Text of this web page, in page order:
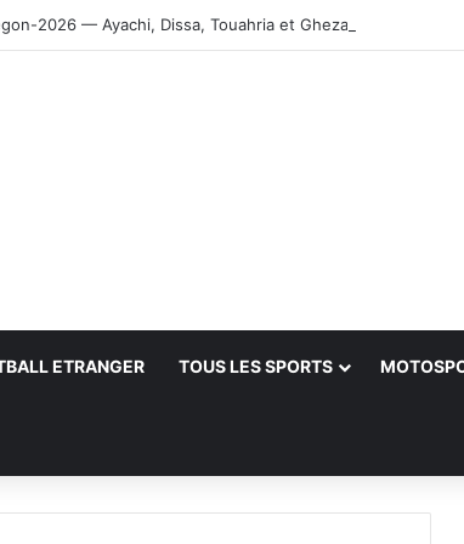
2026 — Ayachi, Dissa, Touahria et Ghezali en finale
ETRANGER TOUS LES SPORTS